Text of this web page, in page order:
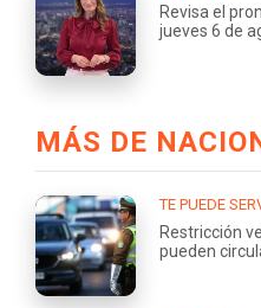
Revisa el
jueves 6 de
MÁS DE
TE PUEDE
Restricción
pueden